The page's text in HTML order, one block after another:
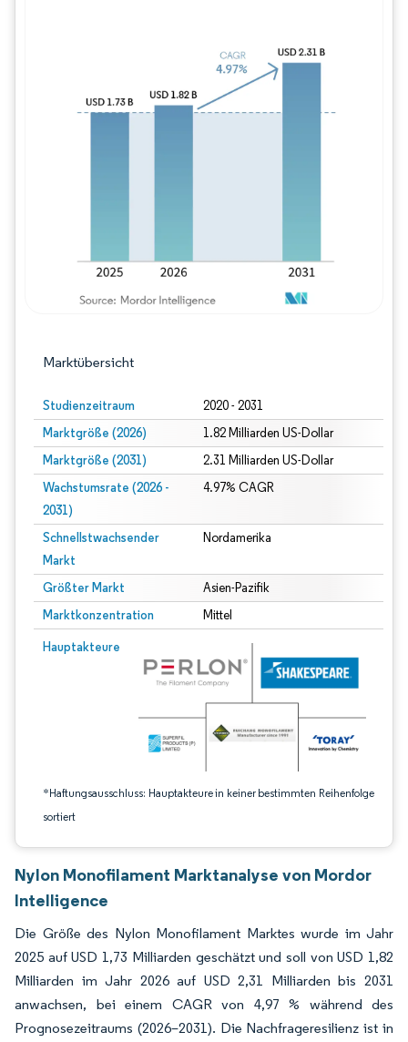
Marktübersicht
Studienzeitraum 2020 - 2031
Marktgröße (2026) 1.82 Milliarden US-Dollar
Marktgröße (2031) 2.31 Milliarden US-Dollar
Wachstumsrate (2026 -
2031)
4.97% CAGR
Schnellstwachsender
Markt
Nordamerika
Größter Markt Asien-Pazifik
Marktkonzentration Mittel
Hauptakteure
*Haftungsausschluss: Hauptakteure in keiner bestimmten Reihenfolge
sortiert
Bild © Mordor Intelligence. Wiederverwendung erfordert Namensnennung
Nylon Monofilament Marktanalyse von Mordor
Intelligence
Die Größe des Nylon Monofilament Marktes wurde im Jahr
2025 auf USD 1,73 Milliarden geschätzt und soll von USD 1,82
Milliarden im Jahr 2026 auf USD 2,31 Milliarden bis 2031
anwachsen, bei einem CAGR von 4,97 % während des
Prognosezeitraums (2026–2031). Die Nachfrageresilienz ist in